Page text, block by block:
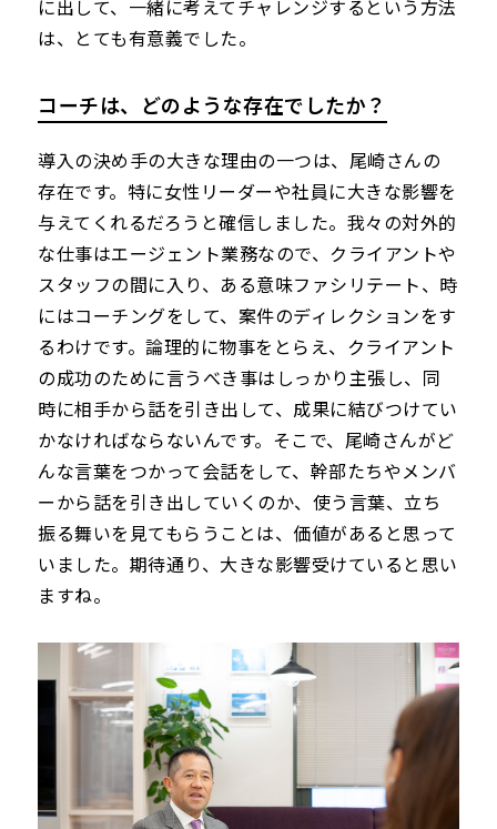
に出して、一緒に考えてチャレンジするという方法
は、とても有意義でした。
コーチは、どのような存在でしたか？
導入の決め手の大きな理由の一つは、尾崎さんの
存在です。特に女性リーダーや社員に大きな影響を
与えてくれるだろうと確信しました。我々の対外的
な仕事はエージェント業務なので、クライアントや
スタッフの間に入り、ある意味ファシリテート、時
にはコーチングをして、案件のディレクションをす
るわけです。論理的に物事をとらえ、クライアント
の成功のために言うべき事はしっかり主張し、同
時に相手から話を引き出して、成果に結びつけてい
かなければならないんです。そこで、尾崎さんがど
んな言葉をつかって会話をして、幹部たちやメンバ
ーから話を引き出していくのか、使う言葉、立ち
振る舞いを見てもらうことは、価値があると思って
いました。期待通り、大きな影響受けていると思い
ますね。